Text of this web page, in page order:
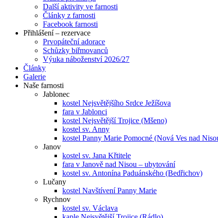
Další aktivity ve farnosti
Články z farnosti
Facebook farnosti
Přihlášení – rezervace
Prvopáteční adorace
Schůzky biřmovanců
Výuka náboženství 2026/27
Články
Galerie
Naše farnosti
Jablonec
kostel Nejsvětějšího Srdce Ježíšova
fara v Jablonci
kostel Nejsvětější Trojice (Mšeno)
kostel sv. Anny
kostel Panny Marie Pomocné (Nová Ves nad
Janov
kostel sv. Jana Křtitele
fara v Janově nad Nisou – ubytování
kostel sv. Antonína Paduánského (Bedřichov)
Lučany
kostel Navštívení Panny Marie
Rychnov
kostel sv. Václava